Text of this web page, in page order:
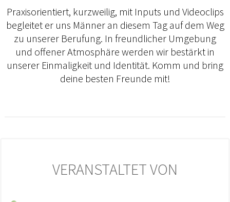
Praxisorientiert, kurzweilig, mit Inputs und Videoclips
begleitet er uns Männer an diesem Tag auf dem Weg
zu unserer Berufung. In freundlicher Umgebung
und offener Atmosphäre werden wir bestärkt in
unserer Einmaligkeit und Identität. Komm und bring
deine besten Freunde mit!
VERANSTALTET VON